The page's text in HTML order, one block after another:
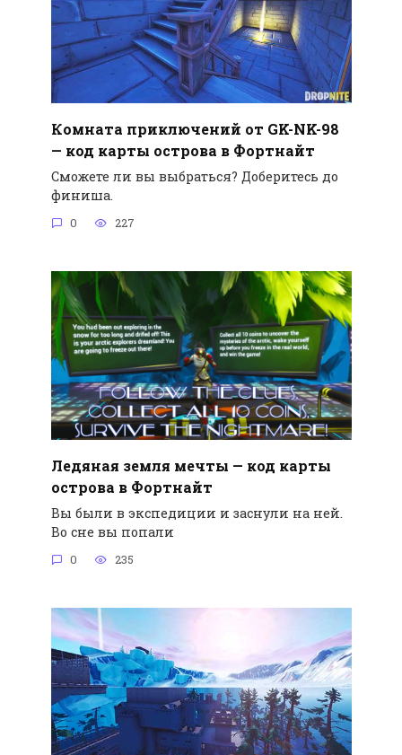
Комната приключений от GK-NK-98
— код карты острова в Фортнайт
Сможете ли вы выбраться? Доберитесь до
финиша.
0 227
Ледяная земля мечты — код карты
острова в Фортнайт
Вы были в экспедиции и заснули на ней.
Во сне вы попали
0 235